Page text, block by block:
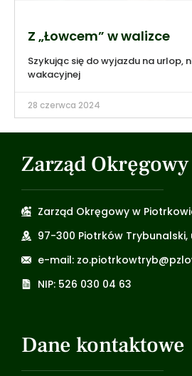
Z „Łowcem” w walizce
Szykując się do wyjazdu na urlop,
wakacyjnej
28 czerwca 2024
Zarząd Okręgowy
Zarząd Okręgowy w
97-300 Piotrków Trybunalski,
e-mail:
NIP: 526 030 04 63
Dane kontaktowe